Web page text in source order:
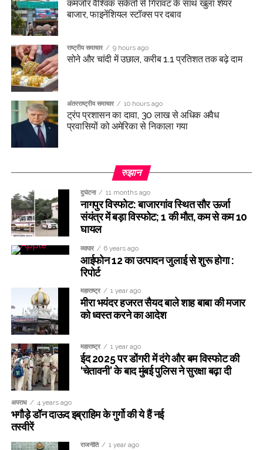
कमजोर वैश्विक संकेतों से गिरावट के साथ खुला शेयर
बाजार, फाइनेंशियल स्टॉक्स पर दबाव
राष्ट्रीय समाचार 9 hours ago
सोने और चांदी में उछाल, करीब 1.1 प्रतिशत तक बढ़े दाम
अंतरराष्ट्रीय समाचार 10 hours ago
ट्रंप प्रशासन का दावा, 30 लाख से अधिक अवैध
प्रवासियों को अमेरिका से निकाला गया
रुझान
दुर्घटना 11 months ago
नागपुर विस्फोट: बाजारगांव स्थित सौर ऊर्जा
संयंत्र में बड़ा विस्फोट; 1 की मौत, कम से कम 10
घायल
व्यापार 6 years ago
आईफोन 12 का उत्पादन जुलाई से शुरू होगा :
रिपोर्ट
महाराष्ट्र 1 year ago
मीरा भयंदर हजरत सैयद बाले शाह बाबा की मजार
को ध्वस्त करने का आदेश
महाराष्ट्र 1 year ago
ईद 2025 पर डोंगरी में दंगे और बम विस्फोट की
‘चेतावनी’ के बाद मुंबई पुलिस ने सुरक्षा बढ़ा दी
अपराध 4 years ago
भगौड़े डॉन दाऊद इब्राहिम के गुर्गो की ये हैं नई
तस्वीरें
राजनीति 1 year ago